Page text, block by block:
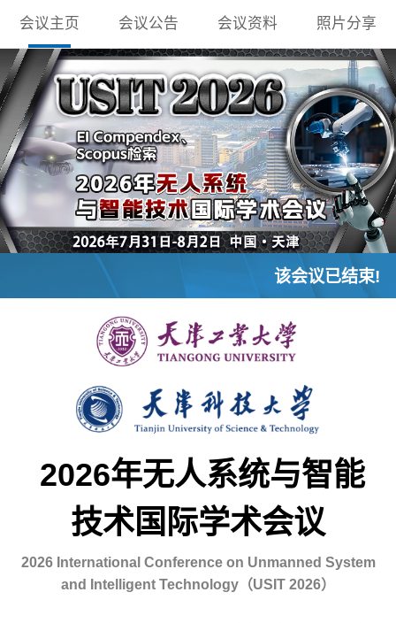
会议主页 会议公告 会议资料 照片分享
该会议已结束!
2026年无人系统与智能
技术国际学术会议
2026 International Conference on Unmanned System
and Intelligent Technology（USIT 2026）